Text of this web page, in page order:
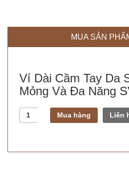
MUA SẢN
Ví Dài Cầm Tay Da
Mỏng Và Đa Năng
Số
Mua hàng Liên